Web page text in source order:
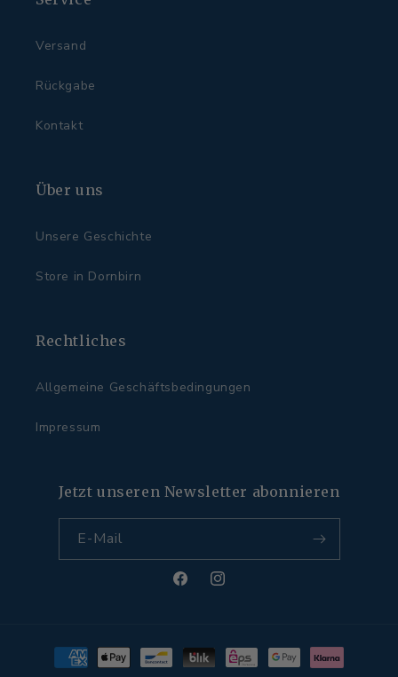
Versand
Rückgabe
Kontakt
Über uns
Unsere Geschichte
Store in Dornbirn
Rechtliches
Allgemeine Geschäftsbedingungen
Impressum
Jetzt unseren Newsletter abonnieren
E-Mail
FacebookInstagram
Zahlungsmethoden